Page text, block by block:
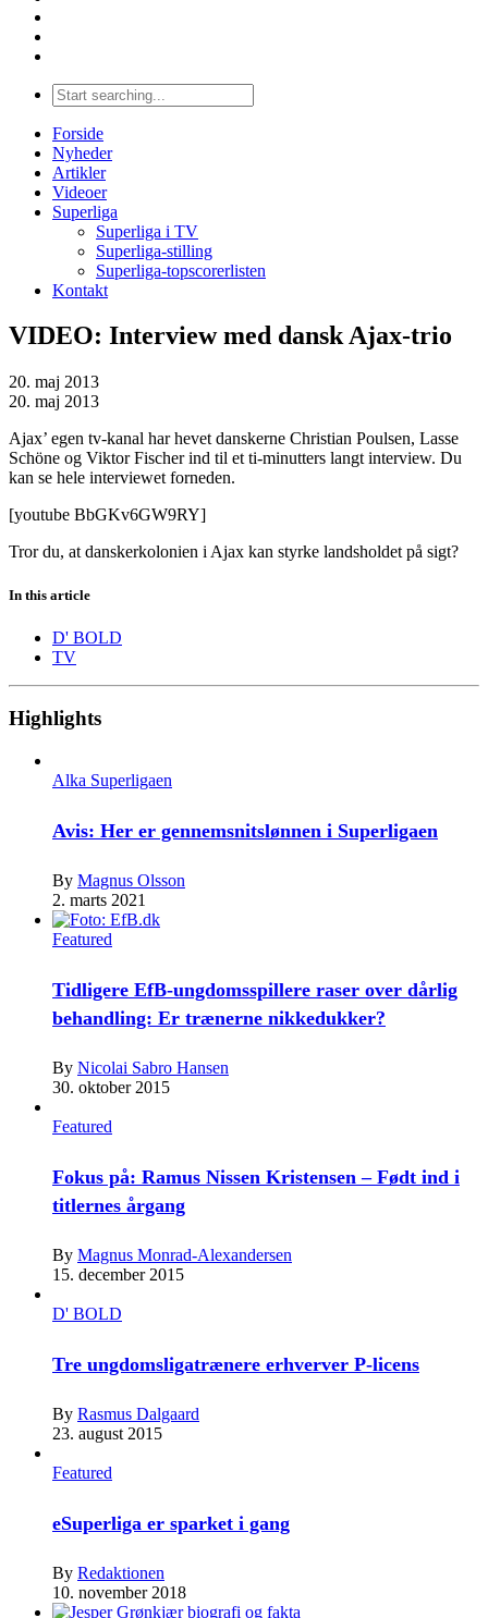
Forside
Nyheder
Artikler
Videoer
Superliga
Superliga i TV
Superliga-stilling
Superliga-topscorerlisten
Kontakt
VIDEO: Interview med dansk Ajax-trio
20. maj 2013
20. maj 2013
Ajax’ egen tv-kanal har hevet danskerne Christian Poulsen, Lasse
Schöne og Viktor Fischer ind til et ti-minutters langt interview. Du
kan se hele interviewet forneden.
[youtube BbGKv6GW9RY]
Tror du, at danskerkolonien i Ajax kan styrke landsholdet på sigt?
In this article
D' BOLD
TV
Highlights
Alka Superligaen
Avis: Her er gennemsnitslønnen i Superligaen
By Magnus Olsson
2. marts 2021
Featured
Tidligere EfB-ungdomsspillere raser over dårlig
behandling: Er trænerne nikkedukker?
By Nicolai Sabro Hansen
30. oktober 2015
Featured
Fokus på: Ramus Nissen Kristensen – Født ind i
titlernes årgang
By Magnus Monrad-Alexandersen
15. december 2015
D' BOLD
Tre ungdomsligatrænere erhverver P-licens
By Rasmus Dalgaard
23. august 2015
Featured
eSuperliga er sparket i gang
By Redaktionen
10. november 2018